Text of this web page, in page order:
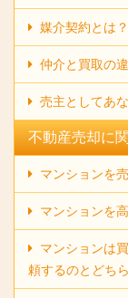
媒介契約とは？
仲介と買取の
売主としてあ
不動産売却に
マンションを
マンションを
マンションは
頼するのとどち